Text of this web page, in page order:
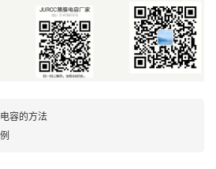
容的方法